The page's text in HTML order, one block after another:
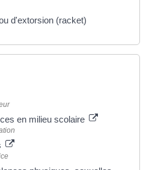
d'extorsion (racket)
en milieu scolaire